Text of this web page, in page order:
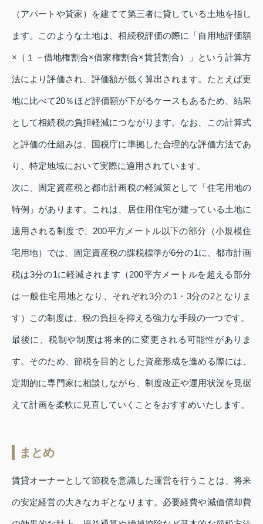
（アパートや貸家）を建てて第三者に貸している土地を指し
ます。このような土地は、相続税評価の際に「自用地評価額
×（１－借地権割合×借家権割合×賃貸割合）」という計算方
法により評価され、評価額が低く算出されます。たとえば更
地に比べて20％ほど評価額が下がるケースもあるため、結果
として相続税の負担軽減につながります。なお、この計算式
と評価の仕組みは、国税庁に準拠した合理的な評価方法であ
り、特定地域において実際に適用されています。
次に、固定資産税と都市計画税の軽減策として「住宅用地の
特例」があります。これは、居住用住宅が建っている土地に
適用される制度で、200平方メートル以下の部分（小規模住
宅用地）では、固定資産税の課税標準が6分の1に、都市計画
税は3分の1に軽減されます（200平方メートルを超える部分
は一般住宅用地となり、それぞれ3分の1・3分の2となりま
す）この制度は、税の負担を抑える強力な手段の一つです。
最後に、税制や制度は将来的に変更される可能性がありま
す。そのため、節税を目的とした資産形成を進める際には、
定期的に専門家に相談しながら、制度改正や運用状況を見据
えて計画を柔軟に見直していくことをおすすめいたします。
まとめ
賃貸オーナーとして節税を意識した運営を行うことは、将来
の安定経営の大きなカギとなります。必要経費や減価償却費